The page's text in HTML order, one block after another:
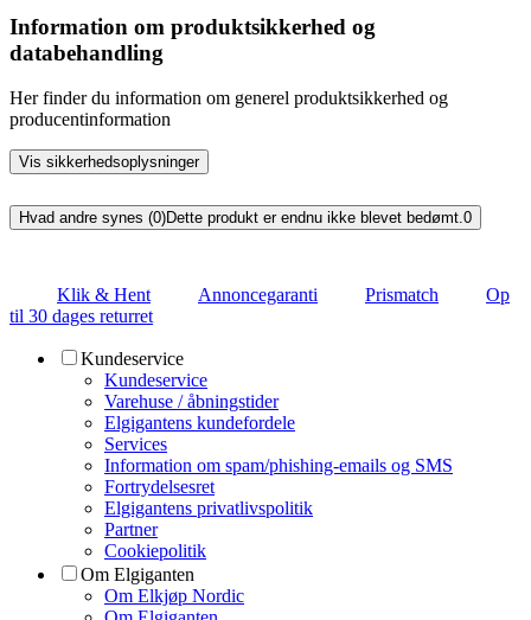
Information om produktsikkerhed og
databehandling
Her finder du information om generel produktsikkerhed og
producentinformation
Vis sikkerhedsoplysninger
Hvad andre synes (0)Dette produkt er endnu ikke blevet bedømt.0
Klik & Hent Annoncegaranti Prismatch
Op
til 30 dages returret
Kundeservice
Kundeservice
Varehuse / åbningstider
Elgigantens kundefordele
Services
Information om spam/phishing-emails og SMS
Fortrydelsesret
Elgigantens privatlivspolitik
Partner
Cookiepolitik
Om Elgiganten
Om Elkjøp Nordic